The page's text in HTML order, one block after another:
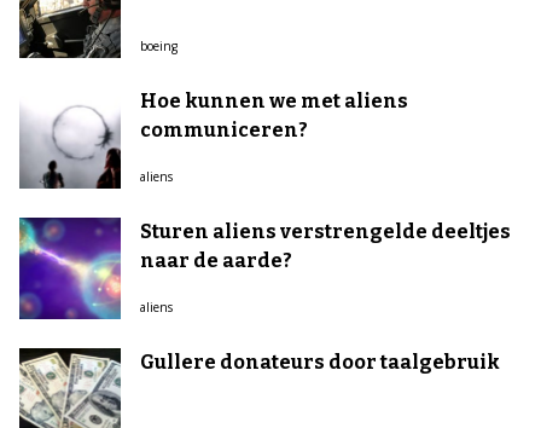
boeing
Hoe kunnen we met aliens
communiceren?
aliens
Sturen aliens verstrengelde deeltjes
naar de aarde?
aliens
Gullere donateurs door taalgebruik